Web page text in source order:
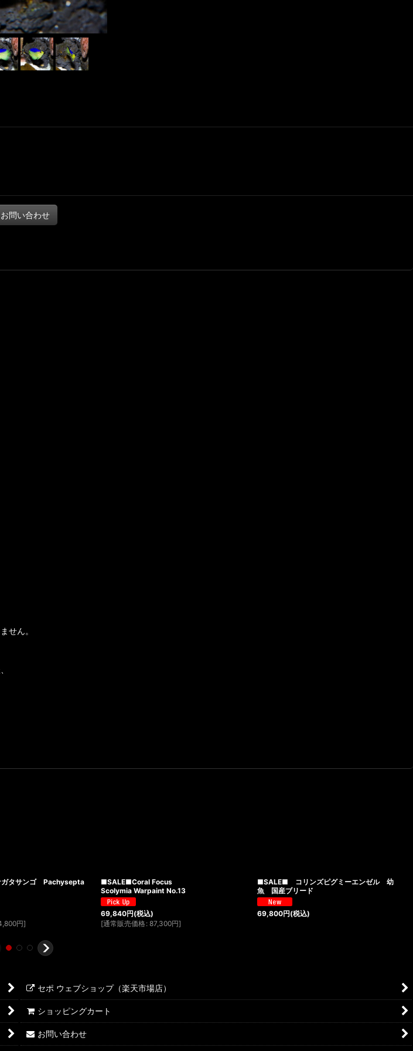
お問い合わせ
せん。
ガタサンゴ Pachysepta
円]
■SALE■Coral Focus
Scolymia Warpaint No.13
69,840円(税込)
[通常販売価格 : 87,300円]
■SALE■ コリンズピグミーエンゼル 幼
魚 国産ブリード
69,800円(税込)
セポ ウェブショップ（楽天市場店）
ショッピングカート
お問い合わせ